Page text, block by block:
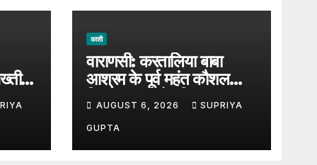
काशी
वाराणसी: करतालिया बाबा
आश्रम के पूर्व महंत कौशल
किशोर दास को हरिश्चंद्र घाट
पर दी गई जल समाधि
AUGUST 6, 2026 SUPRIYA
GUPTA